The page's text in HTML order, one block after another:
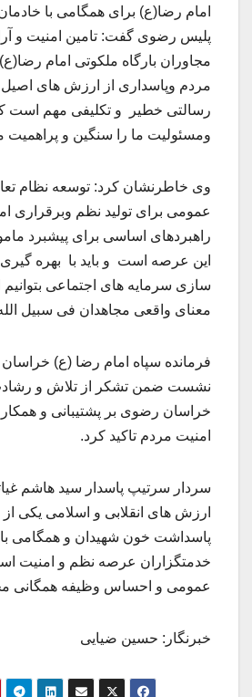
امام رضا(ع) برای همگامی با
پلیس رضوی گفت: تامین امنیت و
مجاوران بارگاه ملکوتی امام
مردم وپاسداری از ارزش های اصیل
رسالتی خطیر و تکلیفی مهم است
ومسئولیت ما را سنگین و پراهمیت
وی خاطرنشان کرد: توسعه نظام
عمومی برای تولید نظم وبرقراری
راهبردهای اساسی برای پیشبرد
این عرصه است و باید با بهره
سازی سرمایه های اجتماعی بتوانیم
معنای واقعی مجاهدان فی سبیل
فرمانده سپاه امام رضا (ع)
نشست ضمن تشکر از تلاش و
خراسان رضوی بر پشتیبانی و
امنیت مردم تاکید کرد.
سردار سرتیپ پاسدار سید هاشم
ارزش های انقلابی و اسلامی یکی
پاسداشت خون شهیدان و همگامی
خدمتگزاران عرصه نظم و امنیت
عمومی و احساس وظیفه همگانی
خبرنگار: حسین ضیایی